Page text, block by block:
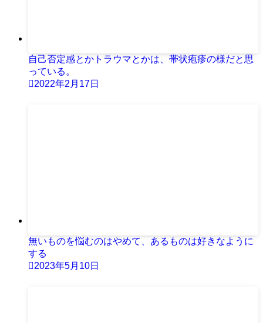
自己否定感とかトラウマとかは、帯状疱疹の様だと思
っている。
2022年2月17日
無いものを悩むのはやめて、あるものは好きなように
する
2023年5月10日